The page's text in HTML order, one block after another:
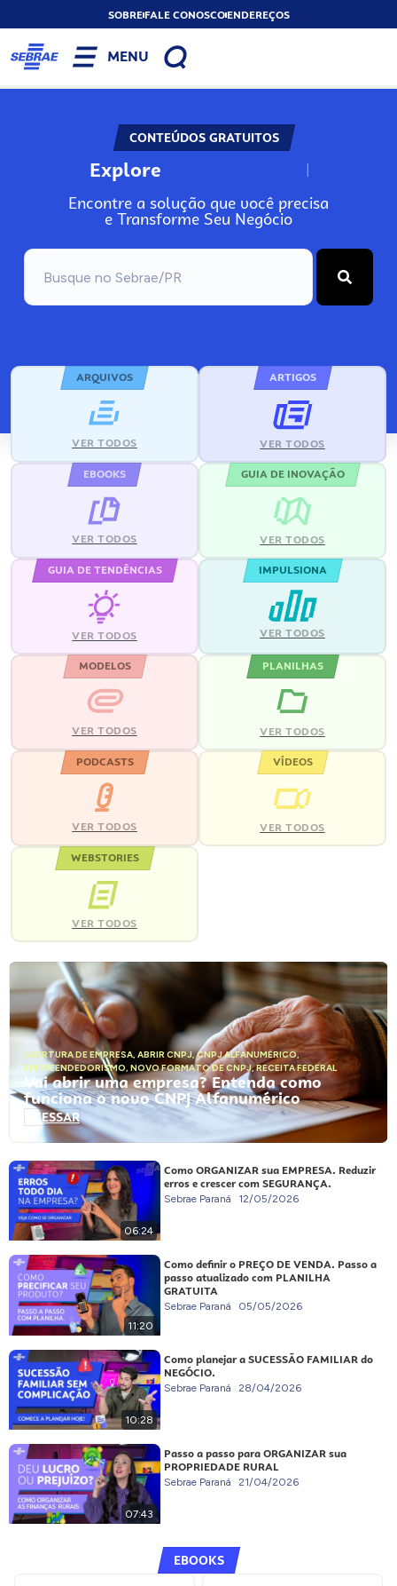
SOBREFALE CONOSCOENDEREÇOS
MENU
CONTEÚDOS GRATUITOS
Explore N
Encontre a solução que você precisa
e Transforme Seu Negócio
ARQUIVOS
VER TODOS
ARTIGOS
VER TODOS
EBOOKS
VER TODOS
GUIA DE INOVAÇÃO
VER TODOS
GUIA DE TENDÊNCIAS
VER TODOS
IMPULSIONA
VER TODOS
MODELOS
VER TODOS
PLANILHAS
VER TODOS
PODCASTS
VER TODOS
VÍDEOS
VER TODOS
WEBSTORIES
VER TODOS
ABERTURA DE EMPRESA, ABRIR CNPJ,CNPJ ALFANUMÉRICO,
EMPREENDEDORISMO, NOVO FORMATO DE CNPJ,RECEITA FEDERAL
Vai abrir uma empresa? Entenda como
funciona o novo CNPJ Alfanumérico
ACESSAR
06:24
Como ORGANIZAR sua EMPRESA. Reduzir
erros e crescer com SEGURANÇA.
Sebrae Paraná 12/05/2026
11:20
Como definir o PREÇO DE VENDA. Passo a
passo atualizado com PLANILHA
GRATUITA
Sebrae Paraná 05/05/2026
10:28
Como planejar a SUCESSÃO FAMILIAR do
NEGÓCIO.
Sebrae Paraná 28/04/2026
07:43
Passo a passo para ORGANIZAR sua
PROPRIEDADE RURAL
Sebrae Paraná 21/04/2026
EBOOKS